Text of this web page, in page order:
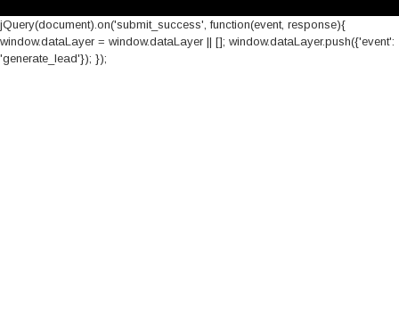
jQuery(document).on('submit_success', function(event, response){
window.dataLayer = window.dataLayer || []; window.dataLayer.push({'event':
'generate_lead'}); });